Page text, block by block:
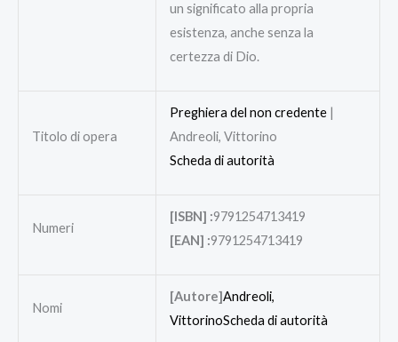
un significato alla propria
esistenza, anche senza la
certezza di Dio.
Titolo di opera
Preghiera del non credente|
Andreoli, Vittorino
Scheda di autorità
Numeri
[ISBN] :9791254713419
[EAN] :9791254713419
Nomi
[Autore]Andreoli,
VittorinoScheda di autorità